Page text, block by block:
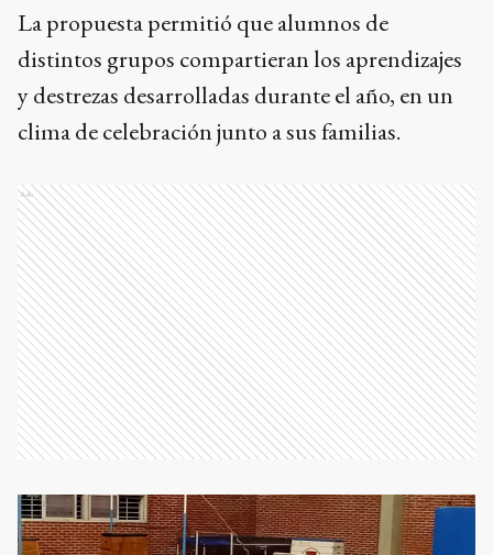
La propuesta permitió que alumnos de
distintos grupos compartieran los aprendizajes
y destrezas desarrolladas durante el año, en un
clima de celebración junto a sus familias.
Ads